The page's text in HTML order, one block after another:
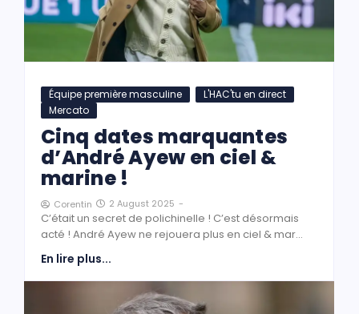
Équipe première masculine
L'HAC'tu en direct
Mercato
Cinq dates marquantes
d’André Ayew en ciel &
marine !
Corentin 2 August 2025 -
C’était un secret de polichinelle ! C’est désormais
acté ! André Ayew ne rejouera plus en ciel & mar...
En lire plus...